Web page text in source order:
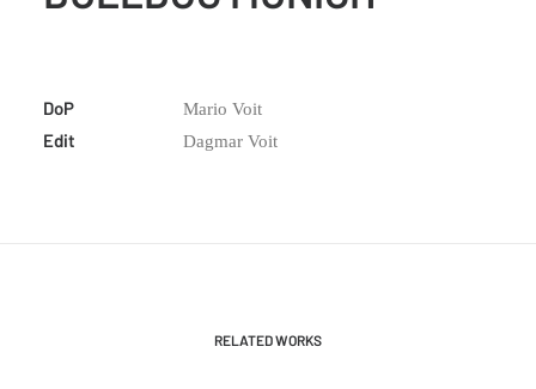
DoP Mario Voit
Edit Dagmar Voit
RELATED WORKS